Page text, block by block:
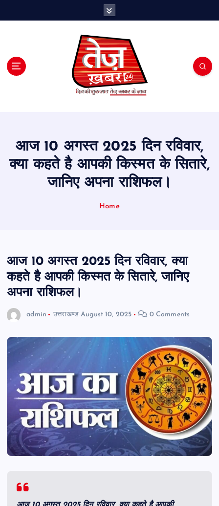
आज 10 अगस्त 2025 दिन रविवार,
क्या कहते है आपकी किस्मत के सितारे,
जानिए अपना राशिफल।
Home
आज 10 अगस्त 2025 दिन रविवार, क्या
कहते है आपकी किस्मत के सितारे, जानिए
अपना राशिफल।
admin उत्तराखण्ड August 10, 2025 0 Comments